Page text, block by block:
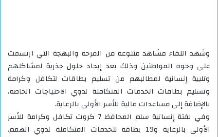
وشهد اللقاء مشاهد متنوعة من الفرحة والبهجة التي ارتسمت
على وجوه المواطنين وذلك بعد إيجاد حلول جذرية لمشاكلهم
وتلبية إنسانية لمطالبهم من تسليم بطاقات لتكافل وكرامة
وتسليم بطاقات الخدمات المتكاملة لذوي الاحتياجات الخاصة،
بالإضافة إلى مساعدات مالية للأسر الأولى بالرعاية.
وفي لفتة إنسانية سلم المحافظ 7 كروت تكافل وكرامة للأسر
الأولى بالرعاية و19 بطاقة للخدمات المتكاملة لذوي الهمم.